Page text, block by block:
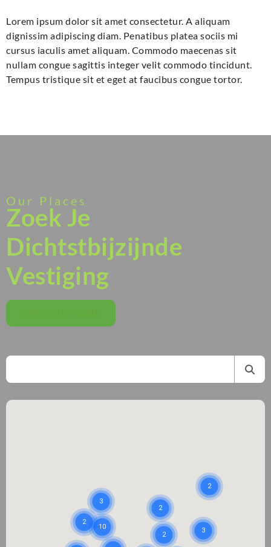
Lorem ipsum dolor sit amet consectetur. A aliquam
dignissim adipiscing diam. Penatibus platea sociis mi
cursus iaculis amet aliquam. Commodo maecenas sit
nullam congue sagittis integer velit commodo tincidunt.
Tempus tristique sit et eget at faucibus congue tortor.
Our Places
Zoek Je
Dichtstbijzijnde
Vestiging